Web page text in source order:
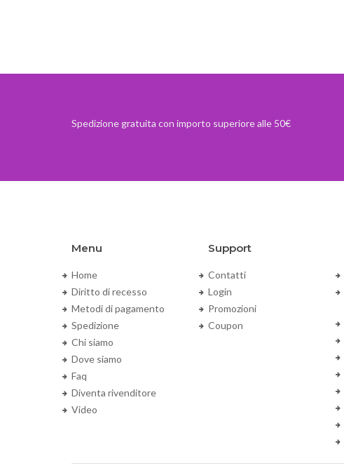
Spedizione gratuita con importo superiore alle 50€
Menu
Home
Diritto di recesso
Metodi di pagamento
Spedizione
Chi siamo
Dove siamo
Faq
Diventa rivenditore
Video
Support
Contatti
Login
Promozioni
Coupon